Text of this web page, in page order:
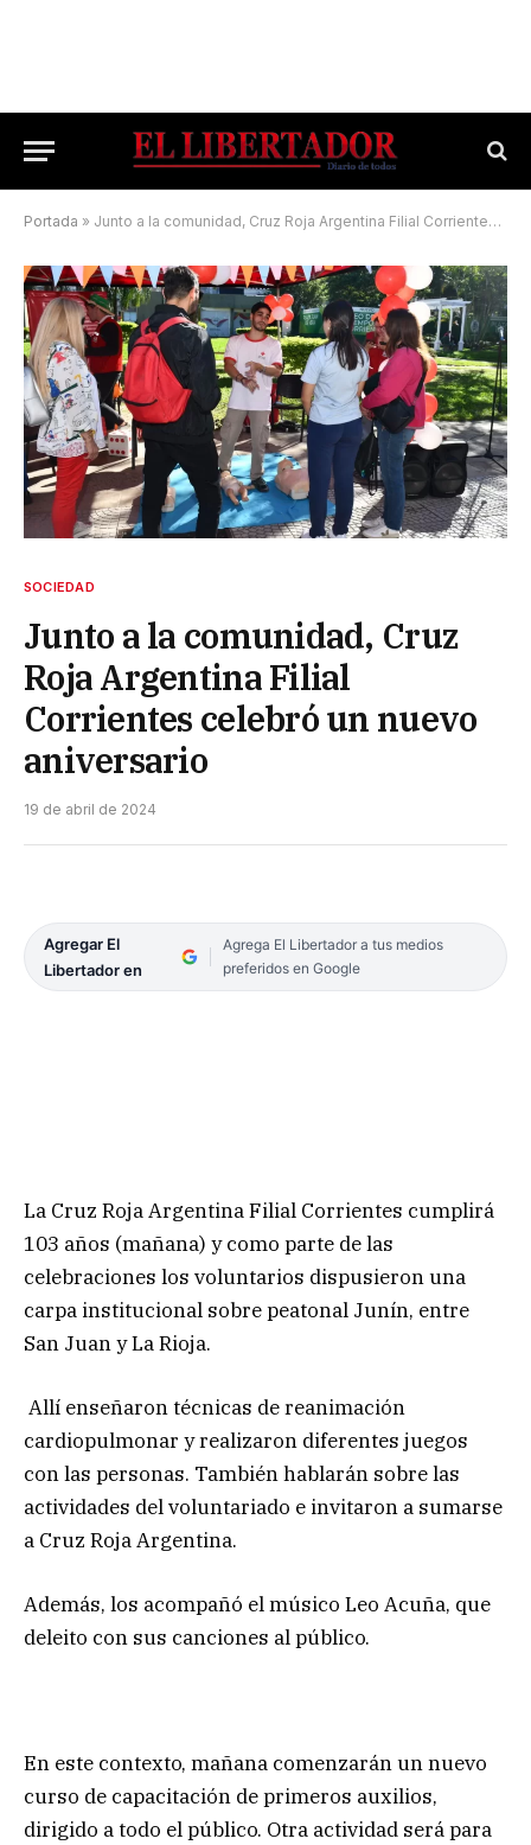
Portada » Junto a la comunidad, Cruz Roja Argentina Filial Corrientes celebró un nuevo aniversario
SOCIEDAD
Junto a la comunidad, Cruz
Roja Argentina Filial
Corrientes celebró un nuevo
aniversario
19 de abril de 2024
Agregar El
Libertador en
Agrega El Libertador a tus medios
preferidos en Google
La Cruz Roja Argentina Filial Corrientes cumplirá
103 años (mañana) y como parte de las
celebraciones los voluntarios dispusieron una
carpa institucional sobre peatonal Junín, entre
San Juan y La Rioja.
Allí enseñaron técnicas de reanimación
cardiopulmonar y realizaron diferentes juegos
con las personas. También hablarán sobre las
actividades del voluntariado e invitaron a sumarse
a Cruz Roja Argentina.
Además, los acompañó el músico Leo Acuña, que
deleito con sus canciones al público.
En este contexto, mañana comenzarán un nuevo
curso de capacitación de primeros auxilios,
dirigido a todo el público. Otra actividad será para